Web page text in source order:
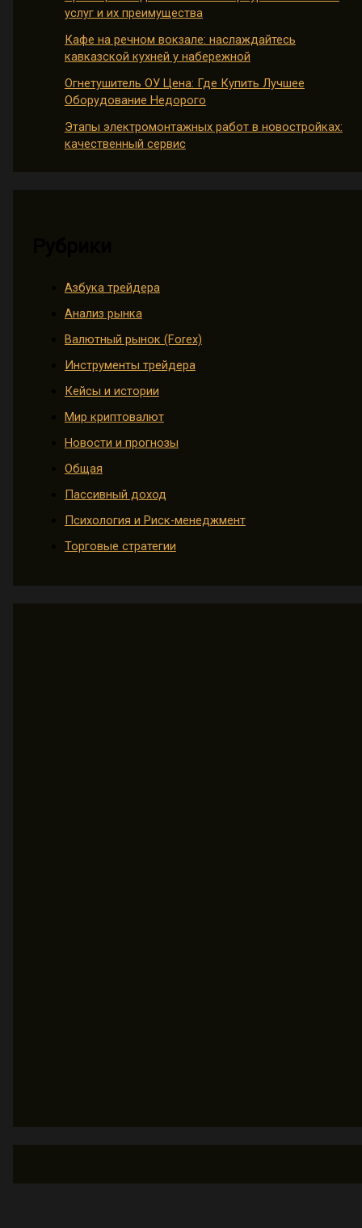
услуг и их преимущества
Кафе на речном вокзале: наслаждайтесь
кавказской кухней у набережной
Огнетушитель ОУ Цена: Где Купить Лучшее
Оборудование Недорого
Этапы электромонтажных работ в новостройках:
качественный сервис
Азбука трейдера
Анализ рынка
Валютный рынок (Forex)
Инструменты трейдера
Кейсы и истории
Мир криптовалют
Новости и прогнозы
Общая
Пассивный доход
Психология и Риск-менеджмент
Торговые стратегии